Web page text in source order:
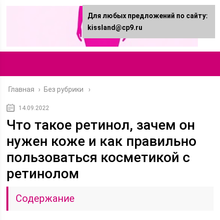
Главная › Без рубрики
14.09.2022
Что такое ретинол, зачем он
нужен коже и как правильно
пользоваться косметикой с
ретинолом
Содержание
Для любых предложений по сайту:
kissland@cp9.ru